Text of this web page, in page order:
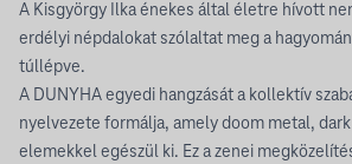
A Kisgyörgy Ilka énekes által életre hívott
erdélyi népdalokat szólaltat meg a
túllépve.
A DUNYHA egyedi hangzását a kollektív
nyelvezete formálja, amely doom metal,
elemekkel egészül ki. Ez a zenei